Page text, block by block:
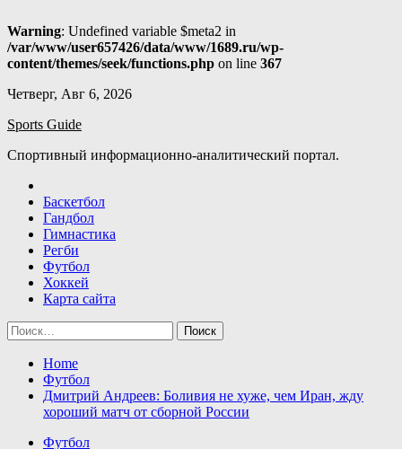
Warning: Undefined variable $meta2 in
/var/www/user657426/data/www/1689.ru/wp-
content/themes/seek/functions.php on line 367
Skip
content
Четверг, Авг 6, 2026
Sports Guide
Спортивный информационно-аналитический портал.
Баскетбол
Гандбол
Гимнастика
Регби
Футбол
Хоккей
Карта сайта
Найти:
Home
Футбол
Дмитрий Андреев: Боливия не хуже, чем Иран, жду
хороший матч от сборной России
Футбол